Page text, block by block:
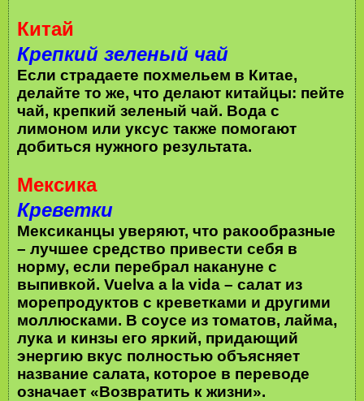
Китай
Крепкий зеленый чай
Если страдаете похмельем в Китае,
делайте то же, что делают китайцы: пейте
чай, крепкий зеленый чай. Вода с
лимоном или уксус также помогают
добиться нужного результата.
Мексика
Креветки
Мексиканцы уверяют, что ракообразные
– лучшее средство привести себя в
норму, если перебрал накануне с
выпивкой. Vuelva a la vida – салат из
морепродуктов с креветками и другими
моллюсками. В соусе из томатов, лайма,
лука и кинзы его яркий, придающий
энергию вкус полностью объясняет
название салата, которое в переводе
означает «Возвратить к жизни».